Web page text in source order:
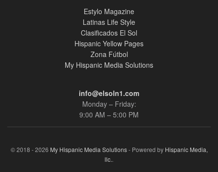
Estylo Magazine
Latinas Life Style
Clasificados El Sol
Hispanic Yellow Pages
Zona Fútbol
My Hispanic Media Solutions
info@elsoln1.com
Monday – Friday:
9:00 AM – 5:00 PM
© 2018 - 2026 My Hispanic Media Solutions- Powered by Hispanic Media,
llc..